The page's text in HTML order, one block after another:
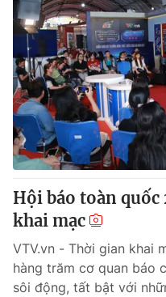
Sản phẩm
Thị trường
Tư vấn
Lịch phát sóng
Chuyên mục khác
Emagazine
Photo
Video
VTV Money
Hội báo toàn quốc
khai mạc
VTV.vn - Thời gian khai
hàng trăm cơ quan báo
sôi động, tất bật với